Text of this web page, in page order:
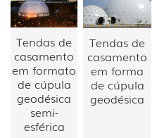
Tendas de
casamento
em formato
de cúpula
geodésica
semi-
esférica
Tendas de
casamento
em forma
de cúpula
geodésica